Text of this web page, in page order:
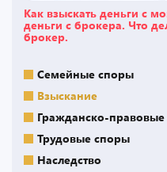
Как взыскать деньги с
деньги с брокера. Что
брокер.
Семейные споры
Взыскание
Гражданско-
Трудовые споры
Наследство